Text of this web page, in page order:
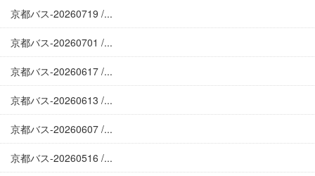
京都バス-20260719 /...
京都バス-20260701 /...
京都バス-20260617 /...
京都バス-20260613 /...
京都バス-20260607 /...
京都バス-20260516 /...